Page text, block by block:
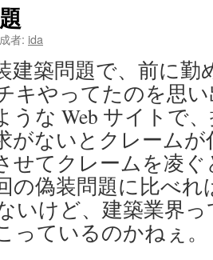
者: ida
建築問題で、前に勤
キやってたのを思
うな Web サイトで
がないとクレーム
せてクレームを凌
の偽装問題に比べれ
いけど、建築業界
っているのかねぇ。